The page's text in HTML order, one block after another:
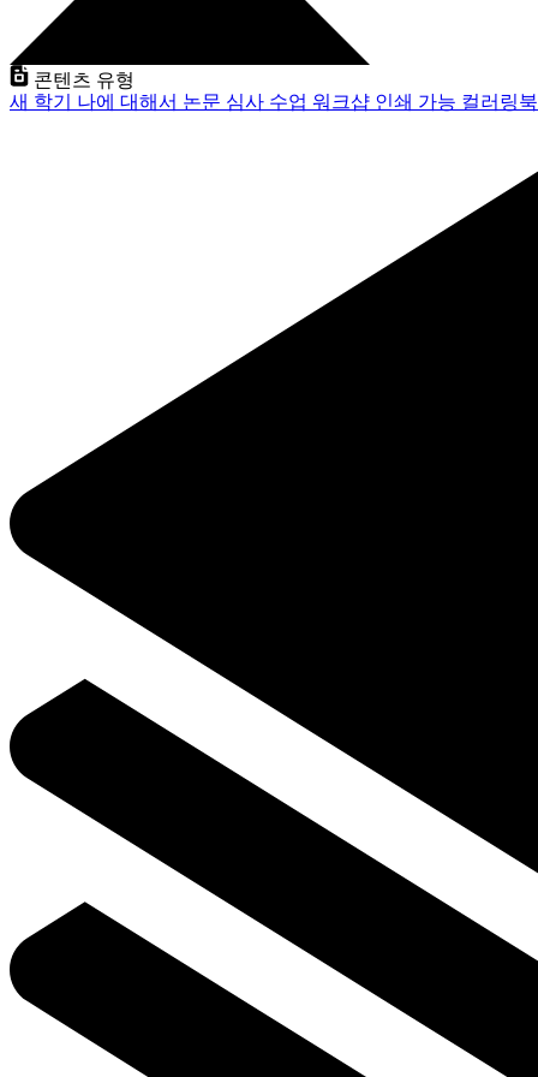
콘텐츠 유형
새 학기 나에 대해서 논문 심사 수업 워크샵 인쇄 가능 컬러링북